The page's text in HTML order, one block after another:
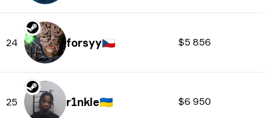
24 forsyy🇨🇿 $5 856
25 r1nkle🇺🇦 $6 950